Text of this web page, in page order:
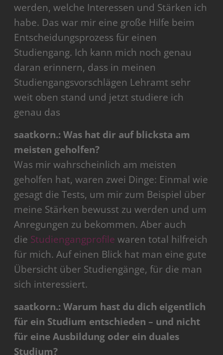
werden, welche Interessen und Stärken ich
habe. Das war mir eine große Hilfe beim
Entscheidungsprozess für einen
Studiengang. Ich kann mich noch genau
daran erinnern, dass in meinen
Studiengangsvorschlägen Lehramt sehr
weit oben stand und jetzt studiere ich
genau das
saatkorn.: Was hat dir auf blicksta am
meisten geholfen?
Was mir wahrscheinlich am meisten
geholfen hat, waren zwei Dinge: Einmal wie
gesagt die Tests, um mir zum Beispiel über
meine Stärken bewusst zu werden und um
Anregungen zu bekommen. Aber auch
die Studiengangprofile waren total hilfreich
für mich. Auf einen Blick hat man eine gute
Übersicht über Studiengänge, für die man
sich interessiert.
saatkorn.: Warum hast du dich eigentlich
für ein Studium entschieden – und nicht
für eine Ausbildung oder ein duales
Studium?